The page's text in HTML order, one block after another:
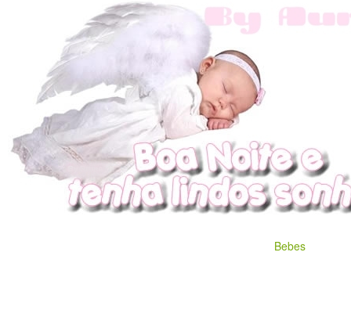
Bebes